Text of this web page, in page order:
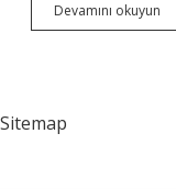
Devamını okuyun
15
Sitemap